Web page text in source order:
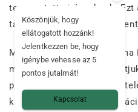
termesztett virágunknak. Ezt
tartalmat soha nem
Miért csináljuk ezt? A Mama
mértékben tiszteletben
profilját. Ez garantálja a
kiegyensúlyozott
Köszönjük, hogy
ellátogatott hozzánk!
Jelentkezzen be, hogy
igénybe vehesse az 5
pontos jutalmát!
Kapcsolat